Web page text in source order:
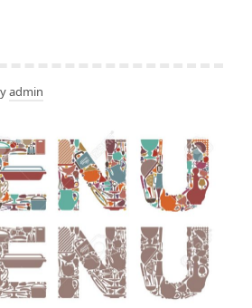
admin